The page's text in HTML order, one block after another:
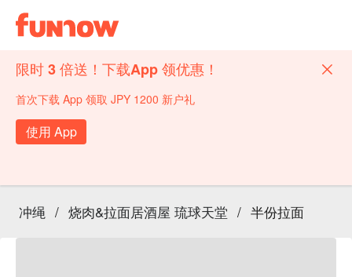
限时 3 倍送！下载App 领优惠！
首次下载 App 领取 JPY 1200 新户礼
使用 App
冲绳 / 烧肉&拉面居酒屋 琉球天堂 / 半份拉面